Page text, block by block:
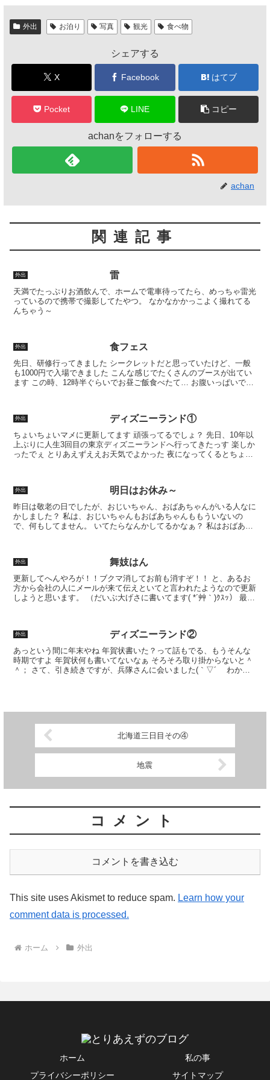
e
b
o
k
er
外出 お泊り 写真 観光 食べ物
シェアする
X Facebook はてブ
Pocket LINE コピー
achanをフォローする
achan
関連記事
外出 雷
天満でたっぷりお酒飲んで、ホームで電車待ってたら、めっちゃ雷光
っているので携帯で撮影してたやつ。 なかなかかっこよく撮れてる
んちゃう～
外出 食フェス
先日、研修行ってきました シークレットだと思っていたけど、一般
も1000円で入場できました こんな感じでたくさんのブースが出てい
ます この時、12時半ぐらいでお昼ご飯食べたて… お腹いっぱいで試
外出 ディズニーランド①
ちょいちょいマメに更新してます 頑張ってるでしょ？ 先日、10年以
上ぶりに人生3回目の東京ディズニーランドへ行ってきたっす 楽しか
ったでぇ とりあえずええお天気でよかった 夜になってくるとちょい
外出 明日はお休み～
昨日は敬老の日でしたが、おじいちゃん、おばあちゃんがいる人なに
かしました？ 私は、おじいちゃんもおばあちゃんももういないの
で、何もしてません。 いてたらなんかしてるかなぁ？ 私はおばあち
外出 舞妓はん
更新してへんやろが！！ブクマ消してお前も消すぞ！！ と、あるお
方から会社の人にメールが来て伝えといてと言われたようなので更新
しようと思います。 （だいぶ大げさに書いてます( *´艸｀)ｸｽｯ） 最
外出 ディズニーランド②
あっという間に年末やね 年賀状書いた？って話もでる、もうそんな
時期ですよ 年賀状何も書いてないなぁ そろそろ取り掛からないと＾
＾； さて、引き続きですが、兵隊さんに会いました(｀▽´ゞ わかり
北海道三日目その④
地震
コメント
コメントを書き込む
This site uses Akismet to reduce spam. Learn how your
comment data is processed.
ホーム 外出
ホーム
私の事
プライバシーポリシー
サイトマップ